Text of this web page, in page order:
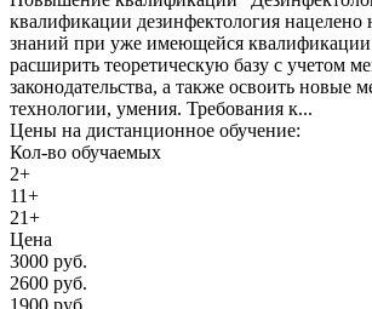
квалификации дезинфектология нацелено
знаний при уже имеющейся
расширить теоретическую базу с учетом
законодательства, а также освоить новые
технологии, умения. Требования к...
Цены на дистанционное обучение:
Кол-во обучаемых
2+
11+
21+
Цена
3000 руб.
2600 руб.
1900 руб.